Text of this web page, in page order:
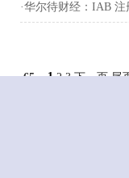
·华尔待财经：IAB
65 1 2 3 下一页 尾